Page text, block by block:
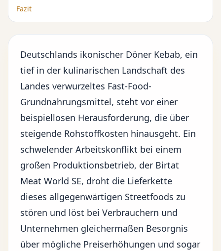
Fazit
Deutschlands ikonischer Döner Kebab, ein
tief in der kulinarischen Landschaft des
Landes verwurzeltes Fast-Food-
Grundnahrungsmittel, steht vor einer
beispiellosen Herausforderung, die über
steigende Rohstoffkosten hinausgeht. Ein
schwelender Arbeitskonflikt bei einem
großen Produktionsbetrieb, der Birtat
Meat World SE, droht die Lieferkette
dieses allgegenwärtigen Streetfoods zu
stören und löst bei Verbrauchern und
Unternehmen gleichermaßen Besorgnis
über mögliche Preiserhöhungen und sogar